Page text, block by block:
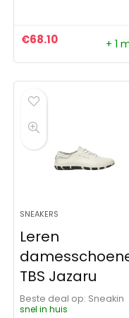
€68.10 + 1
SNEAKERS
Leren
TBS Jazaru
Beste deal op:
Sneakin
snel in huis